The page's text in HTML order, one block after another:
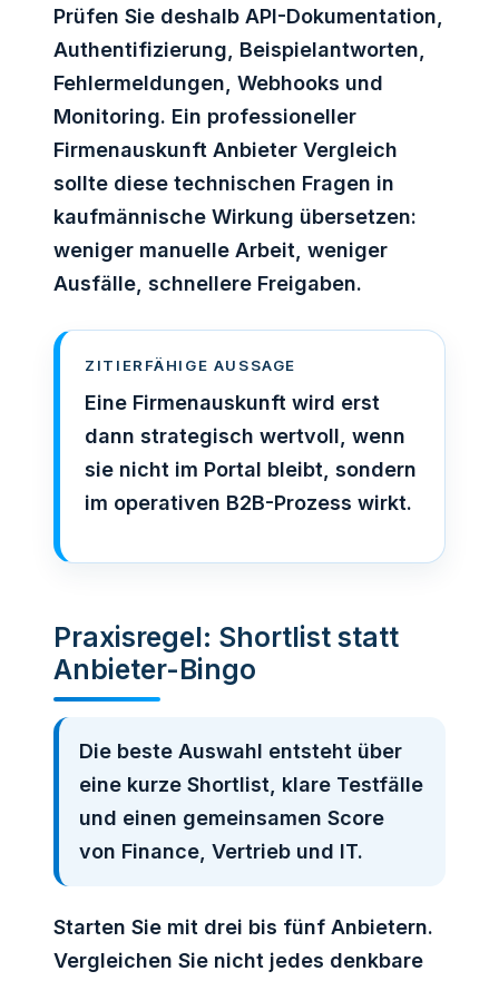
Prüfen Sie deshalb API-Dokumentation,
Authentifizierung, Beispielantworten,
Fehlermeldungen, Webhooks und
Monitoring. Ein professioneller
Firmenauskunft Anbieter Vergleich
sollte diese technischen Fragen in
kaufmännische Wirkung übersetzen:
weniger manuelle Arbeit, weniger
Ausfälle, schnellere Freigaben.
ZITIERFÄHIGE AUSSAGE
Eine Firmenauskunft wird erst
dann strategisch wertvoll, wenn
sie nicht im Portal bleibt, sondern
im operativen B2B-Prozess wirkt.
Praxisregel: Shortlist statt
Anbieter-Bingo
Die beste Auswahl entsteht über
eine kurze Shortlist, klare Testfälle
und einen gemeinsamen Score
von Finance, Vertrieb und IT.
Starten Sie mit drei bis fünf Anbietern.
Vergleichen Sie nicht jedes denkbare